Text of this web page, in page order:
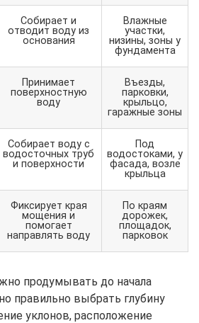
Собирает и
отводит воду из
основания
Влажные
участки,
низины, зоны у
фундамента
Принимает
поверхностную
воду
Въезды,
парковки,
крыльцо,
гаражные зоны
Собирает воду с
водосточных труб
и поверхности
Под
водостоками, у
фасада, возле
крыльца
Фиксирует края
мощения и
помогает
направлять воду
По краям
дорожек,
площадок,
парковок
продумывать до начала
правильно выбрать глубину
уклонов, расположение